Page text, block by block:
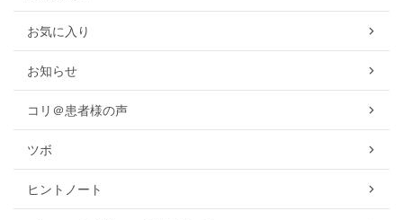
お気に入り
お知らせ
コリ＠患者様の声
ツボ
ヒントノート